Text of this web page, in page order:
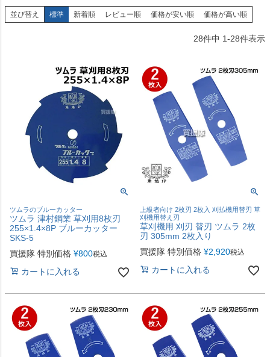
並び替え 標準 新着順 レビュー順 価格が安い順 価格が高い順
28件中 1-28件表示
ツムラのブルーカッター
ツムラ 津村鋼業 草刈用8枚刃
255×1.4×8P ブルーカッター
SKS-5
買援隊 特別価格 ¥800税込
カートに入れる
上級者向け 2枚刃 2枚入 刈払機用替刃 草
刈機用替え刃
草刈機用 刈刃 替刃 ツムラ 2枚
刃 305mm 2枚入り
買援隊 特別価格 ¥2,920税込
カートに入れる